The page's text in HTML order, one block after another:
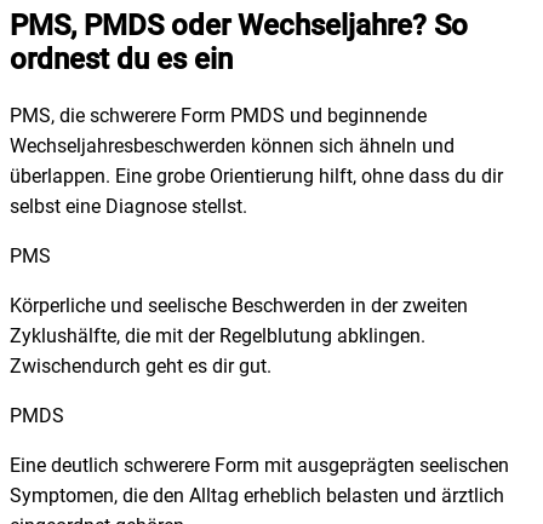
PMS, PMDS oder Wechseljahre? So
ordnest du es ein
PMS, die schwerere Form PMDS und beginnende
Wechseljahresbeschwerden können sich ähneln und
überlappen. Eine grobe Orientierung hilft, ohne dass du dir
selbst eine Diagnose stellst.
PMS
Körperliche und seelische Beschwerden in der zweiten
Zyklushälfte, die mit der Regelblutung abklingen.
Zwischendurch geht es dir gut.
PMDS
Eine deutlich schwerere Form mit ausgeprägten seelischen
Symptomen, die den Alltag erheblich belasten und ärztlich